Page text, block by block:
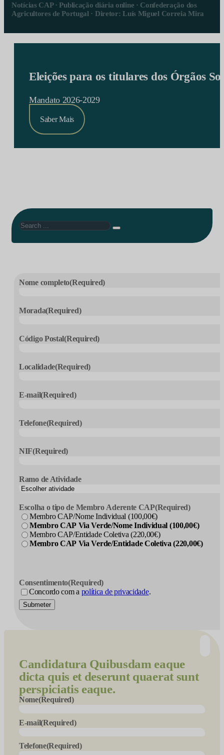
Notícias CAP · Publicação diária online · Confederação dos
Agricultores de Portugal · Diretor: Luís Miguel Correia Mira
Eleições para os titulares dos Órgãos
Mandato 2026-2029
Saber Mais
Search
Nome completo(Required)
Morada(Required)
Código Postal(Required)
Localidade(Required)
E-mail(Required)
Telefone(Required)
NIF(Required)
Ramo de Atividade
Escolha o tipo de Membro Aderente CAP(Required)
Membro CAP/Nome Individual (100,00€)
Membro CAP Via Verde/Nome Individual (100,00€)
Membro CAP/Entidade Coletiva (220,00€)
Membro CAP Via Verde/Entidade Coletiva (220,00€)
Consentimento(Required)
Concordo com a política de privacidade.
Submeter
Candidatura Quibusdam eaque
dicta quis et deserunt quaerat sunt
perspiciatis eaque.
Nome(Required)
E-mail(Required)
Telefone(Required)